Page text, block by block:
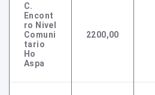
C.
Encont
Ro Nivel
Comuni
Tario
Ho
Aspa
2200,00